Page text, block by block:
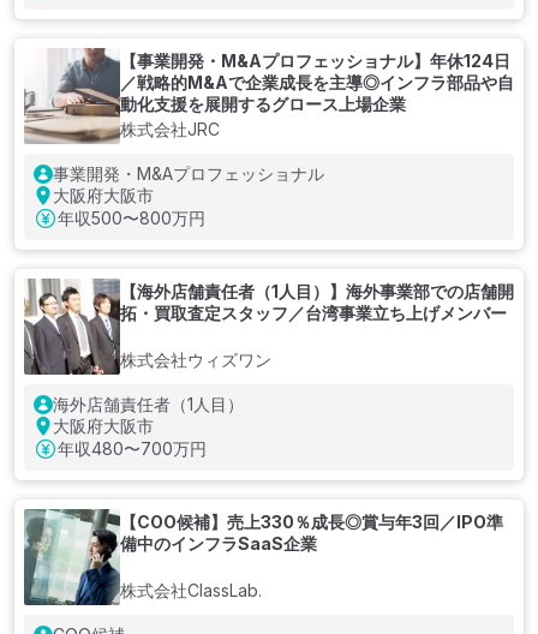
【事業開発・M&Aプロフェッショナル】年休124日
／戦略的M&Aで企業成長を主導◎インフラ部品や自
動化支援を展開するグロース上場企業
株式会社JRC
事業開発・M&Aプロフェッショナル
大阪府大阪市
年収500〜800万円
【海外店舗責任者（1人目）】海外事業部での店舗開
拓・買取査定スタッフ／台湾事業立ち上げメンバー
株式会社ウィズワン
海外店舗責任者（1人目）
大阪府大阪市
年収480〜700万円
【COO候補】売上330％成長◎賞与年3回／IPO準
備中のインフラSaaS企業
株式会社ClassLab.